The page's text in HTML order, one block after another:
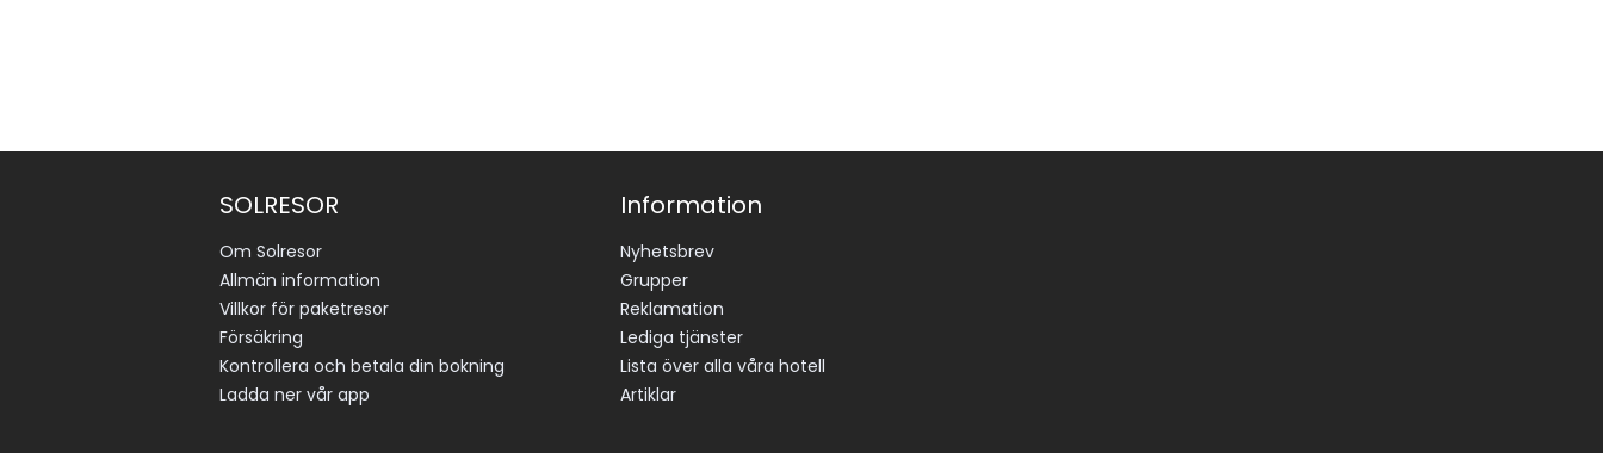
SOLRESOR
Om Solresor
Allmän information
Villkor för paketresor
Försäkring
Kontrollera och betala din bokning
Ladda ner vår app
Information
Nyhetsbrev
Grupper
Reklamation
Lediga tjänster
Lista över alla våra hotell
Artiklar